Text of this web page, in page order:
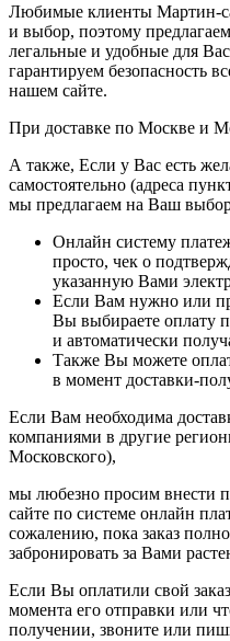
Любимые клиенты Мартин-
и выбор, поэтому
легальные и удобные для
гарантируем безопасность
нашем сайте.
При доставке по Москве и
А также, Если у Вас есть
самостоятельно (адреса
мы предлагаем на Ваш
Онлайн систему
просто, чек о
указанную Вами
Если Вам нужно или
Вы выбираете оплату
и автоматически
Также Вы можете
в момент доставки-
Если Вам необходима
компаниями в другие
Московского),
мы любезно просим внести
сайте по системе онлайн
сожалению, пока заказ
забронировать за Вами
Если Вы оплатили свой
момента его отправки или
получении, звоните или